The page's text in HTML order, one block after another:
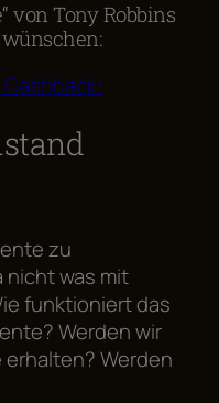
von Tony Robbins
zu
nicht was mit
funktioniert das
Werden wir
Werden